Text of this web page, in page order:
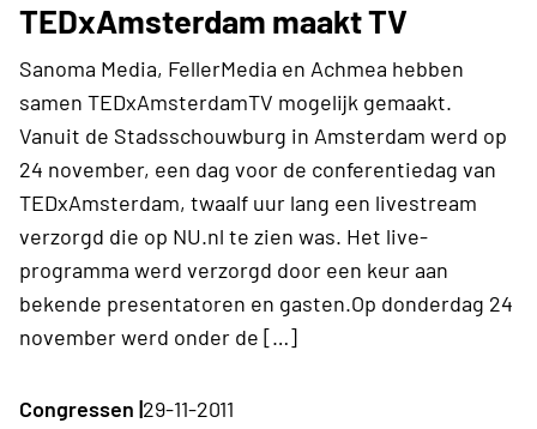
TEDxAmsterdam maakt TV
Sanoma Media, FellerMedia en Achmea hebben
samen TEDxAmsterdamTV mogelijk gemaakt.
Vanuit de Stadsschouwburg in Amsterdam werd op
24 november, een dag voor de conferentiedag van
TEDxAmsterdam, twaalf uur lang een livestream
verzorgd die op NU.nl te zien was. Het live-
programma werd verzorgd door een keur aan
bekende presentatoren en gasten.Op donderdag 24
november werd onder de […]
Congressen |29-11-2011